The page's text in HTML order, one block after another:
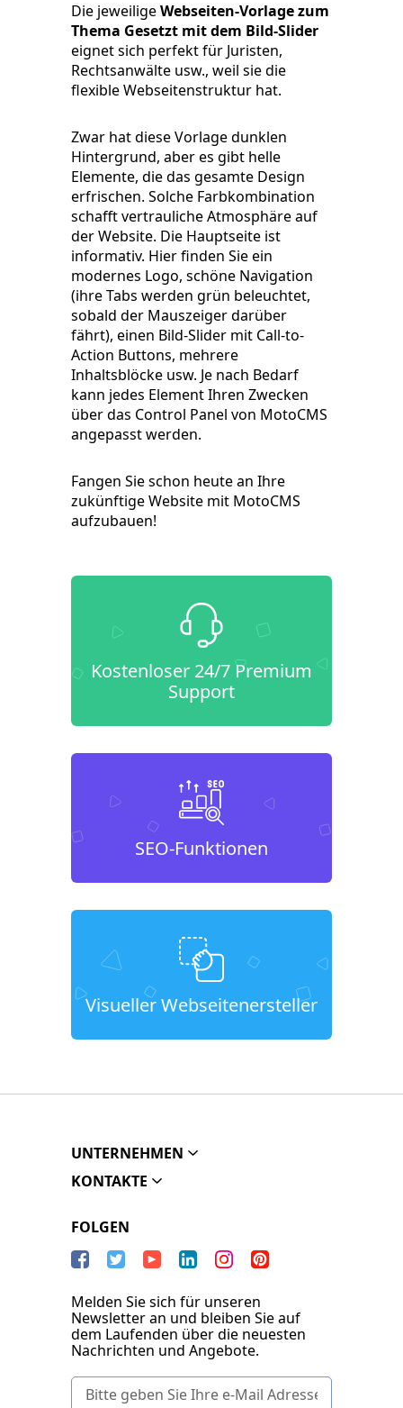
Die jeweiligeWebseiten-Vorlage zum
Thema Gesetzt mit dem Bild-Slider
eignet sich perfekt für Juristen,
Rechtsanwälte usw., weil sie die
flexible Webseitenstruktur hat.
Zwar hat diese Vorlage dunklen
Hintergrund, aber es gibt helle
Elemente, die das gesamte Design
erfrischen. Solche Farbkombination
schafft vertrauliche Atmosphäre auf
der Website. Die Hauptseite ist
informativ. Hier finden Sie ein
modernes Logo, schöne Navigation
(ihre Tabs werden grün beleuchtet,
sobald der Mauszeiger darüber
fährt), einen Bild-Slider mit Call-to-
Action Buttons, mehrere
Inhaltsblöcke usw. Je nach Bedarf
kann jedes Element Ihren Zwecken
über das Control Panel von MotoCMS
angepasst werden.
Fangen Sie schon heute an Ihre
zukünftige Website mit MotoCMS
aufzubauen!
Kostenloser 24/7 Premium
Support
SEO-Funktionen
Visueller Webseitenersteller
UNTERNEHMEN
KONTAKTE
FOLGEN
Melden Sie sich für unseren
Newsletter an und bleiben Sie auf
dem Laufenden über die neuesten
Nachrichten und Angebote.